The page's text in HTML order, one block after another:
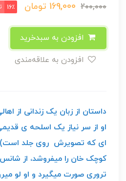
200,000
169,000 تومان 16٪
داستان از زبان یک زندانی از
او از سر نیاز یک اسلحه ی
ای که تصویرش روی جلد است) و
کوچک خان را میفروشد، از
تروری صورت میگیرد و او لو